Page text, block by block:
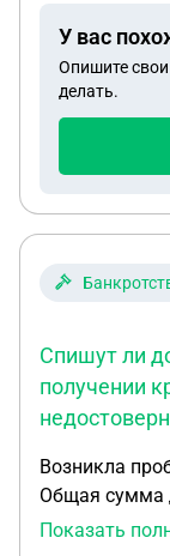
так же за
продажи
жив,тоесть
сделки он на
стороне
наш если не
У вас
Опишите
делать.
Спишут ли
получении
Возникла
Общая сумма
всех банков
Показать